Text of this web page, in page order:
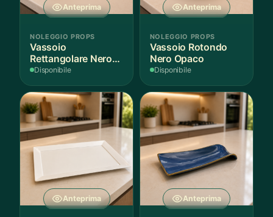
Anteprima
NOLEGGIO PROPS
Vassoio
Rettangolare Nero
Opaco
Disponibile
Anteprima
NOLEGGIO PROPS
Vassoio Rotondo
Nero Opaco
Disponibile
Anteprima Anteprima